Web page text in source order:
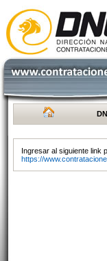
Ingresar al siguiente link
https://